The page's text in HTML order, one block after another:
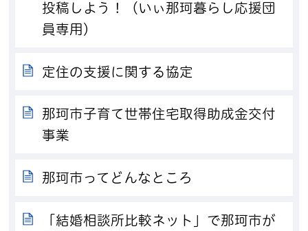
投稿しよう！（いぃ那珂暮らし応援団
員専用）
定住の支援に関する協定
那珂市子育て世帯住宅取得助成金交付
事業
那珂市ってどんなところ
「結婚相談所比較ネット」で那珂市が